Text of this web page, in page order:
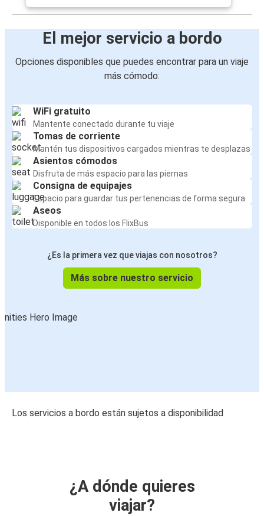
El mejor servicio a bordo
Opciones disponibles que puedes encontrar para un viaje
más cómodo:
WiFi gratuito
Mantente conectado durante tu viaje
Tomas de corriente
Mantén tus dispositivos cargados mientras te desplazas
Asientos cómodos
Disfruta de más espacio para las piernas
Consigna de equipajes
Espacio para guardar tus pertenencias de forma segura
Aseos
Disponible en todos los FlixBus
¿Es la primera vez que viajas con nosotros?
Más sobre nuestro servicio
Los servicios a bordo están sujetos a disponibilidad
¿A dónde quieres
viajar?